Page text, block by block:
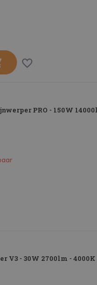
PRO - 150W
V3 - 30W 2700lm - 4000K